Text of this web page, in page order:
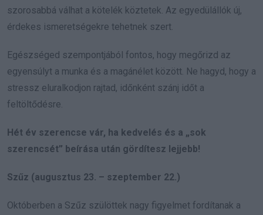
szorosabbá válhat a kötelék köztetek. Az egyedülállók új,
érdekes ismeretségekre tehetnek szert.
Egészséged szempontjából fontos, hogy megőrizd az
egyensúlyt a munka és a magánélet között. Ne hagyd, hogy a
stressz eluralkodjon rajtad, időnként szánj időt a
feltöltődésre.
Hét év szerencse vár, ha kedvelés és a „sok
szerencsét” beírása után gördítesz lejjebb!
Szűz (augusztus 23. – szeptember 22.)
Októberben a Szűz szülöttek nagy figyelmet fordítanak a